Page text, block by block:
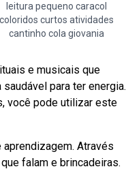
leitura pequeno caracol
coloridos curtos atividades
cantinho cola giovania
e musicais que
para ter energia.
você pode utilizar este
Através
falam e brincadeiras.